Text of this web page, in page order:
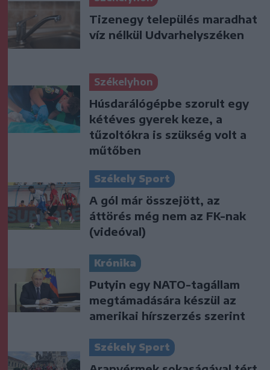
Tizenegy település maradhat
víz nélkül Udvarhelyszéken
Székelyhon
Húsdarálógépbe szorult egy
kétéves gyerek keze, a
tűzoltókra is szükség volt a
műtőben
Székely Sport
A gól már összejött, az
áttörés még nem az FK-nak
(videóval)
Krónika
Putyin egy NATO-tagállam
megtámadására készül az
amerikai hírszerzés szerint
Székely Sport